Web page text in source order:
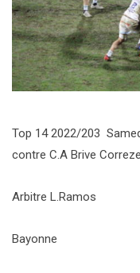
Top 14 2022/203
contre C.A Brive Correze
Arbitre L.Ramos
Bayonne